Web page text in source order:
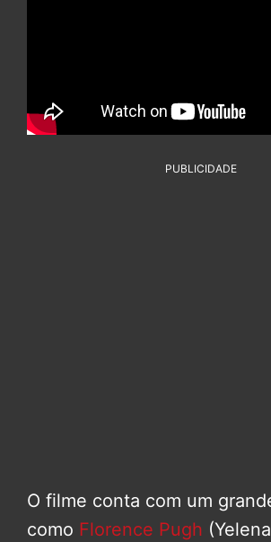
PUBLICIDADE
O filme conta com um
como Florence Pugh